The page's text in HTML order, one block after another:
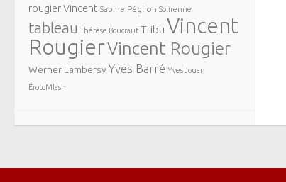
rougier Vincent Sabine Péglion Solirenne
tableau Thérèse Boucraut Tribu Vincent
RougierVincent Rougier
Werner Lambersy Yves Barré Yves Jouan
ÉrotoMlash